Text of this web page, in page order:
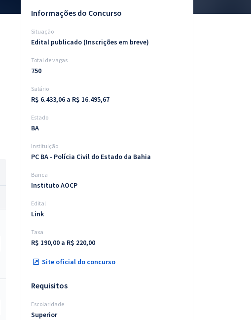
Informações do Concurso
Situação
Edital publicado (Inscrições em breve)
Total de vagas
750
Salário
R$ 6.433,06 a R$ 16.495,67
Estado
BA
Instituição
PC BA - Polícia Civil do Estado da Bahia
Banca
Instituto AOCP
Edital
Link
Taxa
R$ 190,00 a R$ 220,00
Site oficial do concurso
Requisitos
Escolaridade
Superior